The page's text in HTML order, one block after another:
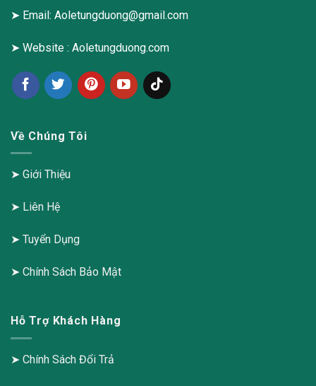
➤ Email: Aoletungduong@gmail.com
➤ Website : Aoletungduong.com
Về Chúng Tôi
➤ Giới Thiệu
➤ Liên Hệ
➤ Tuyển Dụng
➤ Chính Sách Bảo Mật
Hỗ Trợ Khách Hàng
➤ Chính Sách Đổi Trả